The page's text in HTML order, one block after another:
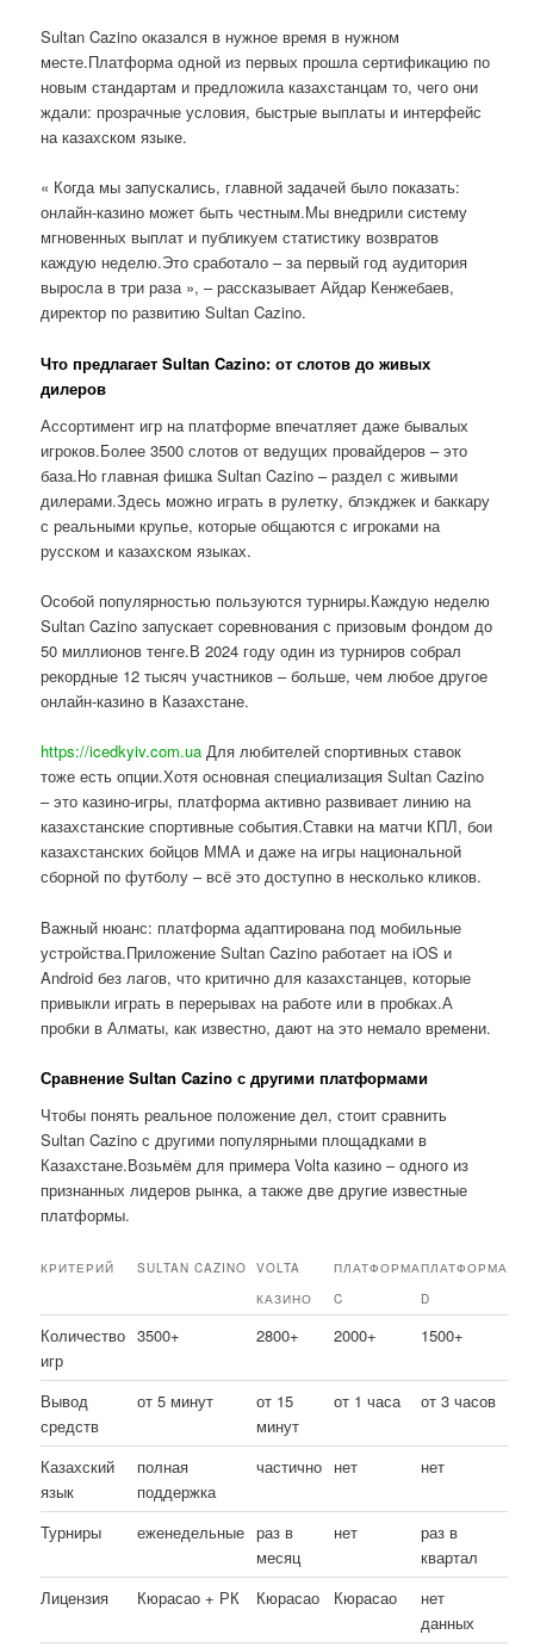
Sultan Cazino оказался в нужное время в нужном
месте.Платформа одной из первых прошла сертификацию по
новым стандартам и предложила казахстанцам то, чего они
ждали: прозрачные условия, быстрые выплаты и интерфейс
на казахском языке.
« Когда мы запускались, главной задачей было показать:
онлайн-казино может быть честным.Мы внедрили систему
мгновенных выплат и публикуем статистику возвратов
каждую неделю.Это сработало – за первый год аудитория
выросла в три раза », – рассказывает Айдар Кенжебаев,
директор по развитию Sultan Cazino.
Что предлагает Sultan Cazino: от слотов до живых
дилеров
Ассортимент игр на платформе впечатляет даже бывалых
игроков.Более 3500 слотов от ведущих провайдеров – это
база.Но главная фишка Sultan Cazino – раздел с живыми
дилерами.Здесь можно играть в рулетку, блэкджек и баккару
с реальными крупье, которые общаются с игроками на
русском и казахском языках.
Особой популярностью пользуются турниры.Каждую неделю
Sultan Cazino запускает соревнования с призовым фондом до
50 миллионов тенге.В 2024 году один из турниров собрал
рекордные 12 тысяч участников – больше, чем любое другое
онлайн-казино в Казахстане.
https://icedkyiv.com.ua Для любителей спортивных ставок
тоже есть опции.Хотя основная специализация Sultan Cazino
– это казино-игры, платформа активно развивает линию на
казахстанские спортивные события.Ставки на матчи КПЛ, бои
казахстанских бойцов ММА и даже на игры национальной
сборной по футболу – всё это доступно в несколько кликов.
Важный нюанс: платформа адаптирована под мобильные
устройства.Приложение Sultan Cazino работает на iOS и
Android без лагов, что критично для казахстанцев, которые
привыкли играть в перерывах на работе или в пробках.А
пробки в Алматы, как известно, дают на это немало времени.
Сравнение Sultan Cazino с другими платформами
Чтобы понять реальное положение дел, стоит сравнить
Sultan Cazino с другими популярными площадками в
Казахстане.Возьмём для примера Volta казино – одного из
признанных лидеров рынка, а также две другие известные
платформы.
КРИТЕРИЙ SULTAN CAZINO
VOLTA
КАЗИНО
ПЛАТФОРМА
C
ПЛАТФОРМА
D
Количество
игр
3500+ 2800+ 2000+ 1500+
Вывод
средств
от 5 минут
от 15
минут
от 1 часа от 3 часов
Казахский
язык
полная
поддержка
частично нет нет
Турниры еженедельные раз в
месяц
нет
раз в
квартал
Лицензия
Кюрасао + РК Кюрасао Кюрасао
нет
данных